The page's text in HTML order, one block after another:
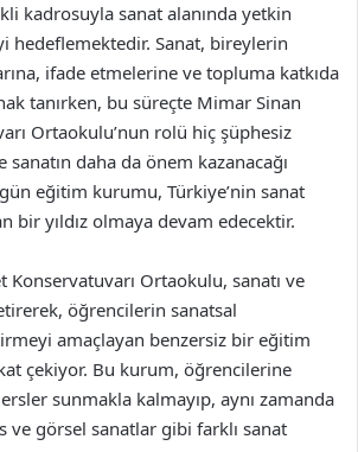
kadrosuyla sanat alanında yetkin
hedeflemektedir. Sanat, bireylerin
ifade etmelerine ve topluma katkıda
tanırken, bu süreçte Mimar Sinan
Ortaokulu’nun rolü hiç şüphesiz
sanatın daha da önem kazanacağı
eğitim kurumu, Türkiye’nin sanat
bir yıldız olmaya devam edecektir.
Konservatuvarı Ortaokulu, sanatı ve
öğrencilerin sanatsal
amaçlayan benzersiz bir eğitim
çekiyor. Bu kurum, öğrencilerine
sunmakla kalmayıp, aynı zamanda
ve görsel sanatlar gibi farklı sanat